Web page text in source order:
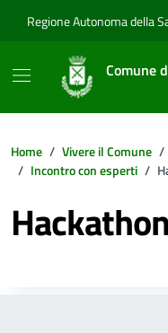
Regione Autonoma della
Comune
Home Vivere il Comune
Incontro con esperti